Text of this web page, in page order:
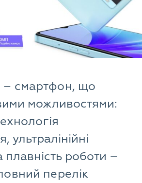
– смартфон, що
можливостями:
ультралінійні
плавність роботи –
перелік